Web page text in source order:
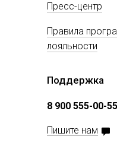
Пресс-центр
Правила
лояльности
Поддержка
8 900 555-00-55
Пишите нам